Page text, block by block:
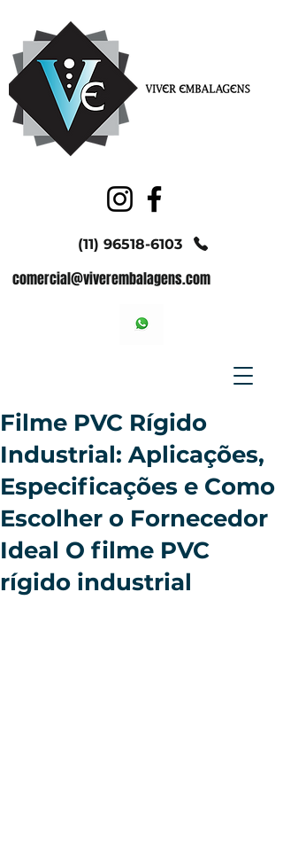
(11) 96518-6103
comercial@viverembalagens.com
Filme PVC Rígido
Industrial: Aplicações,
Especificações e Como
Escolher o Fornecedor
Ideal O filme PVC
rígido industrial